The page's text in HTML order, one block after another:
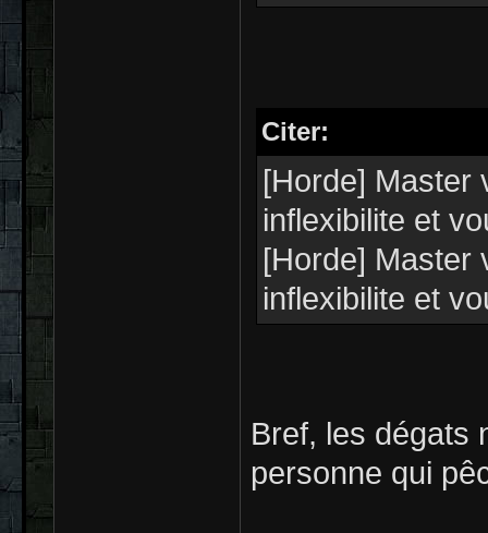
Citer:
[Horde] Master
inflexibilite et
[Horde] Master
inflexibilite et
Bref, les dégats
personne qui